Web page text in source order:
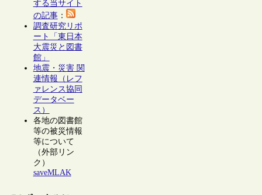
する当サイト
の記事：
調査研究リポ
ート「東日本
大震災と図書
館」
地震・災害 関
連情報（レフ
ァレンス協同
データベー
ス）
各地の図書館
等の被災情報
等について
（外部リン
ク）
saveMLAK